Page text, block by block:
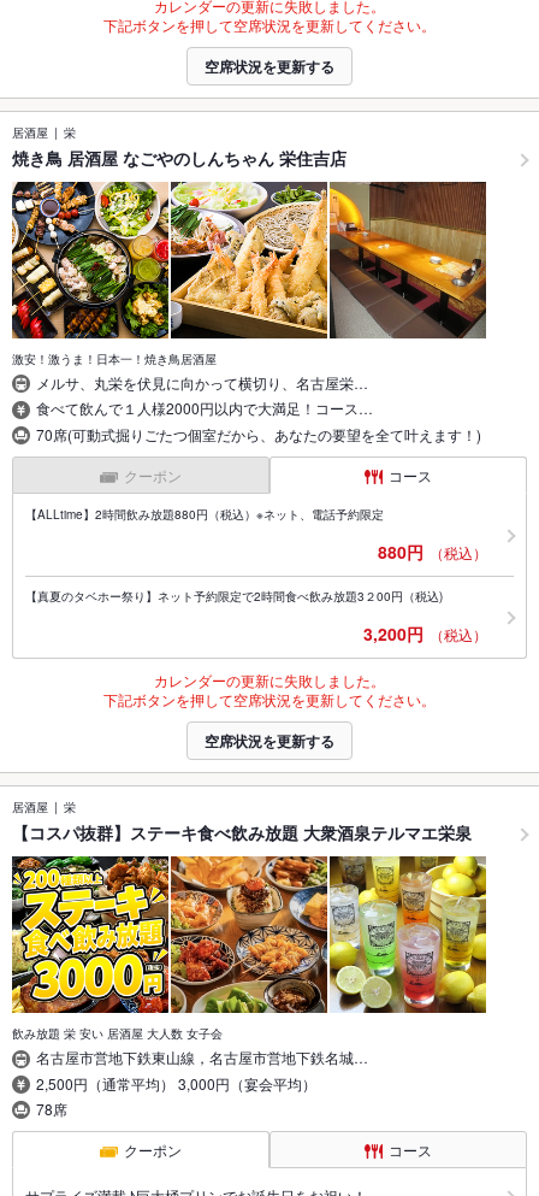
カレンダーの更新に失敗しました。
下記ボタンを押して空席状況を更新してください。
空席状況を更新する
居酒屋 栄
焼き鳥 居酒屋 なごやのしんちゃん 栄住吉店
激安！激うま！日本一！焼き鳥居酒屋
メルサ、丸栄を伏見に向かって横切り、名古屋栄…
食べて飲んで１人様2000円以内で大満足！コース…
70席(可動式掘りごたつ個室だから、あなたの要望を全て叶えます！)
クーポン コース
【ALLtime】2時間飲み放題880円（税込）※ネット、電話予約限定
880円 （税込）
【真夏のタベホー祭り】ネット予約限定で2時間食べ飲み放題3２00円（税込)
3,200円 （税込）
カレンダーの更新に失敗しました。
下記ボタンを押して空席状況を更新してください。
空席状況を更新する
居酒屋 栄
【コスパ抜群】ステーキ食べ飲み放題 大衆酒泉テルマエ栄泉
飲み放題 栄 安い 居酒屋 大人数 女子会
名古屋市営地下鉄東山線，名古屋市営地下鉄名城…
2,500円（通常平均） 3,000円（宴会平均）
78席
クーポン コース